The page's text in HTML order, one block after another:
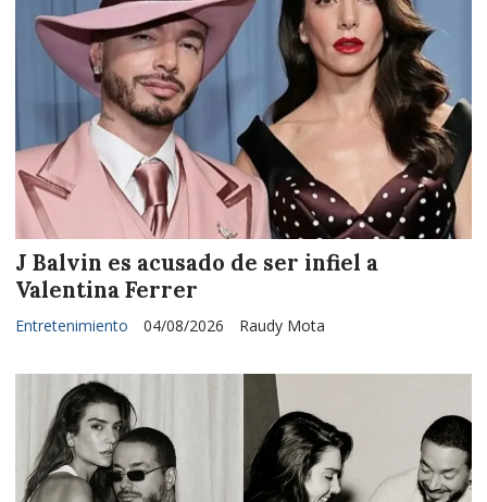
J Balvin es acusado de ser infiel a
Valentina Ferrer
Raudy Mota
Entretenimiento 04/08/2026